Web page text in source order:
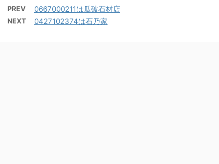
PREV 0667000211は瓜破石材店
NEXT 0427102374は石乃家